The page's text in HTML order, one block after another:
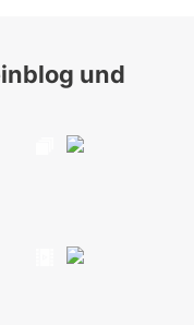
und